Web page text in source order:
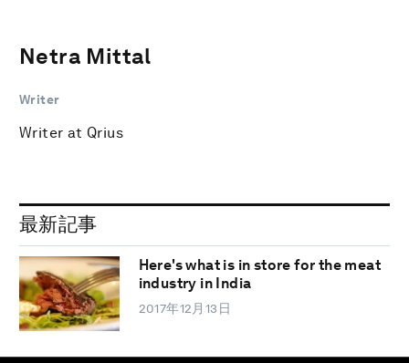
Netra Mittal
Writer
Writer at Qrius
最新記事
Here's what is in store for the meat
industry in India
2017年12月13日